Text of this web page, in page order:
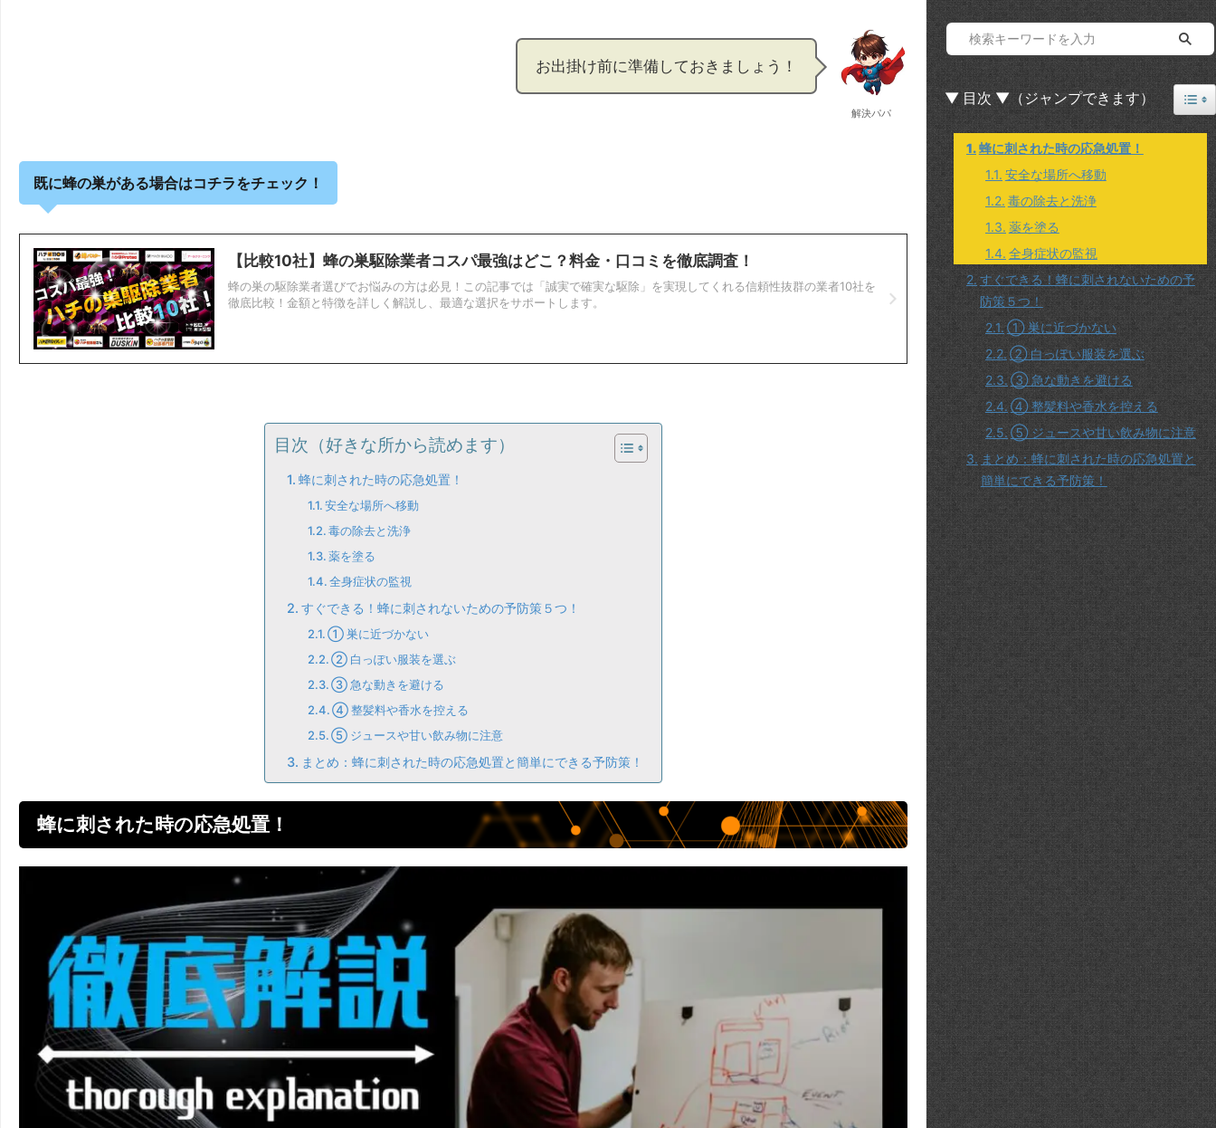
お出掛け前に準備しておきましょう！
解決パパ
既に蜂の巣がある場合はコチラをチェック！
【比較10社】蜂の巣駆除業者コスパ最強はどこ？料金・口コミを徹底調査！
蜂の巣の駆除業者選びでお悩みの方は必見！この記事では「誠実で確実な駆除」を実現してくれる信頼性抜群の業者10社を
徹底比較！金額と特徴を詳しく解説し、最適な選択をサポートします。
目次（好きな所から読めます）
蜂に刺された時の応急処置！
安全な場所へ移動
毒の除去と洗浄
薬を塗る
全身症状の監視
すぐできる！蜂に刺されないための予防策５つ！
① 巣に近づかない
② 白っぽい服装を選ぶ
③ 急な動きを避ける
④ 整髪料や香水を控える
⑤ ジュースや甘い飲み物に注意
まとめ：蜂に刺された時の応急処置と簡単にできる予防策！
蜂に刺された時の応急処置！
▼ 目次 ▼（ジャンプできます）
蜂に刺された時の応急処置！
安全な場所へ移動
毒の除去と洗浄
薬を塗る
全身症状の監視
すぐできる！蜂に刺されないための予
防策５つ！
① 巣に近づかない
② 白っぽい服装を選ぶ
③ 急な動きを避ける
④ 整髪料や香水を控える
⑤ ジュースや甘い飲み物に注意
まとめ：蜂に刺された時の応急処置と
簡単にできる予防策！